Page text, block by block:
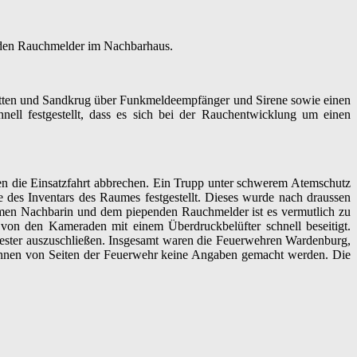
Rauchmelder im Nachbarhaus.
und Sandkrug über Funkmeldeempfänger und Sirene sowie einen
festgestellt, dass es sich bei der Rauchentwicklung um einen
die Einsatzfahrt abbrechen. Ein Trupp unter schwerem Atemschutz
Inventars des Raumes festgestellt. Dieses wurde nach draussen
Nachbarin und dem piependen Rauchmelder ist es vermutlich zu
den Kameraden mit einem Überdruckbelüfter schnell beseitigt.
auszuschließen. Insgesamt waren die Feuerwehren Wardenburg,
von Seiten der Feuerwehr keine Angaben gemacht werden. Die